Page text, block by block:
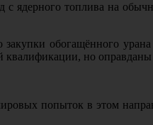
с ядерного топлива на
обогащённого
квалификации, но
попыток в этом